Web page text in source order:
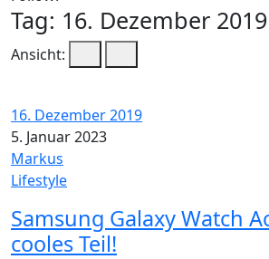
Tag: 16. Dezember 2019
Ansicht:
16. Dezember 2019
5. Januar 2023
Markus
Lifestyle
Samsung Galaxy Watch
cooles Teil!